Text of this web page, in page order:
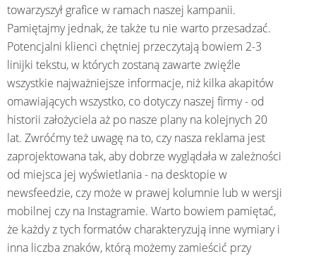
towarzyszył grafice w ramach naszej kampanii.
Pamiętajmy jednak, że także tu nie warto przesadzać.
Potencjalni klienci chętniej przeczytają bowiem 2-3
linijki tekstu, w których zostaną zawarte zwięźle
wszystkie najważniejsze informacje, niż kilka akapitów
omawiających wszystko, co dotyczy naszej firmy - od
historii założyciela aż po nasze plany na kolejnych 20
lat. Zwróćmy też uwagę na to, czy nasza reklama jest
zaprojektowana tak, aby dobrze wyglądała w zależności
od miejsca jej wyświetlania - na desktopie w
newsfeedzie, czy może w prawej kolumnie lub w wersji
mobilnej czy na Instagramie. Warto bowiem pamiętać,
że każdy z tych formatów charakteryzują inne wymiary i
inna liczba znaków, którą możemy zamieścić przy